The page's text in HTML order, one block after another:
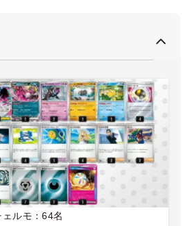
ルモ：64名